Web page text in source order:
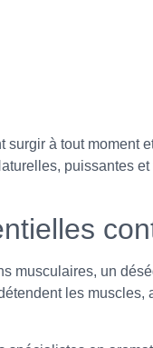
à tout moment
puissantes
musculaires, un
les